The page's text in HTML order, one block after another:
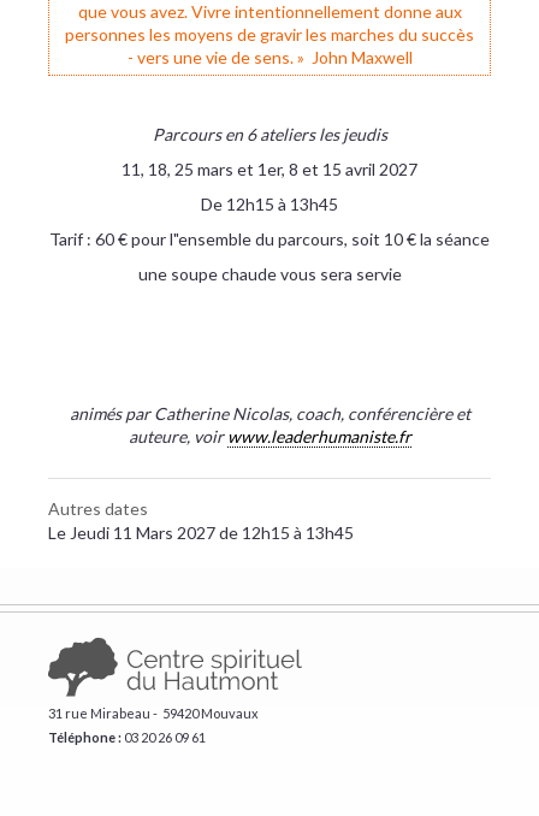
que vous avez. Vivre intentionnellement donne aux
personnes les moyens de gravir les marches du succès
- vers une vie de sens. » John Maxwell
Parcours en 6 ateliers les jeudis
11, 18, 25 mars et 1er, 8 et 15 avril 2027
De 12h15 à 13h45
Tarif : 60 € pour l"ensemble du parcours, soit 10 € la séance
une soupe chaude vous sera servie
animés par Catherine Nicolas, coach, conférencière et
auteure, voir www.leaderhumaniste.fr
Autres dates
Le Jeudi 11 Mars 2027 de 12h15 à 13h45
31 rue Mirabeau - 59420 Mouvaux
Téléphone : ​03 20 26 09 61